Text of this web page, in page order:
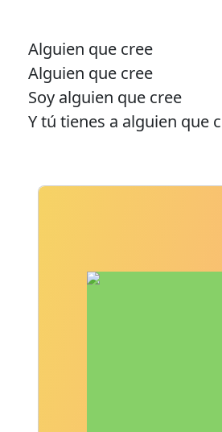
Alguien que cree
Alguien que cree
Soy alguien que cree
Y tú tienes a alguien que